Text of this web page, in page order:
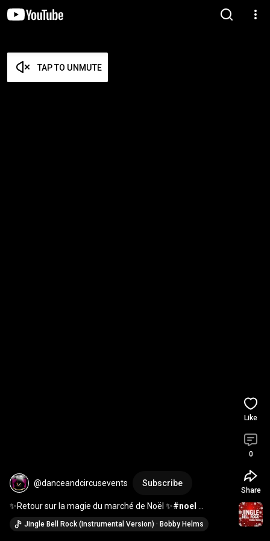
TAP TO UNMUTE
@danceandcircusevents Subscribe
✨Retour sur la magie du marché de Noël ✨#noel
#marche#artisan#fetes#concert#mascotte
Jingle Bell Rock (Instrumental Version) · Bobby Helms
Like
0
Share